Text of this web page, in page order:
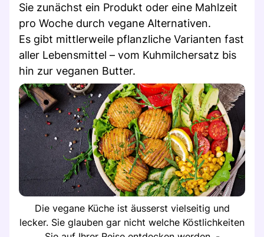
Sie zunächst ein Produkt oder eine Mahlzeit
pro Woche durch vegane Alternativen.
Es gibt mittlerweile pflanzliche Varianten fast
aller Lebensmittel – vom Kuhmilchersatz bis
hin zur veganen Butter.
Die vegane Küche ist äusserst vielseitig und
lecker. Sie glauben gar nicht welche Köstlichkeiten